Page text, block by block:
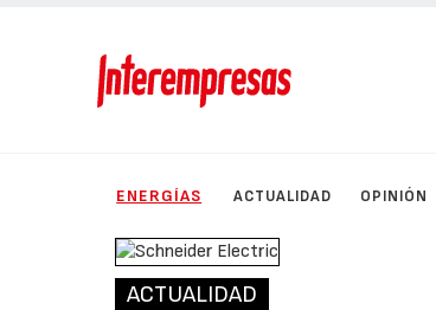
ENERGÍAS ACTUALIDAD OPINIÓN
ACTUALIDAD